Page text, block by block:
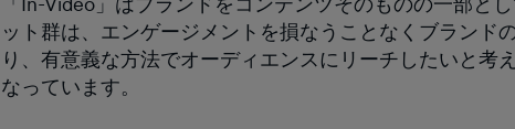
ット群は、エンゲージメントを損なうことなくブランド
り、有意義な方法でオーディエンスにリーチしたいと考
なっています。